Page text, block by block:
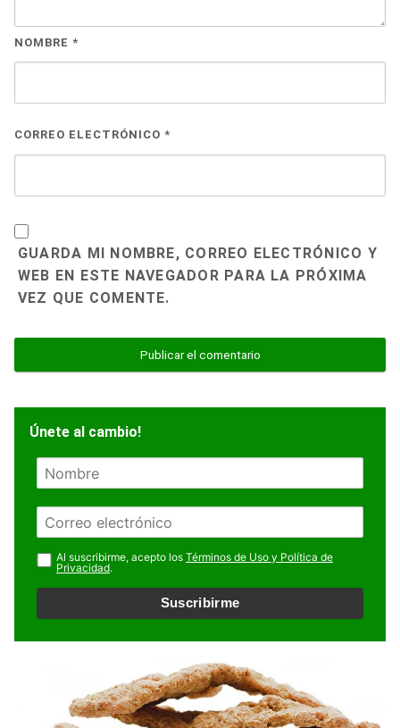
NOMBRE *
CORREO ELECTRÓNICO *
GUARDA MI NOMBRE, CORREO ELECTRÓNICO Y
WEB EN ESTE NAVEGADOR PARA LA PRÓXIMA
VEZ QUE COMENTE.
Únete al cambio!
N
m
r
e
E
m
a
i
l
Al suscribirme, acepto los Términos de Uso y Política de
Privacidad.
Suscribirme